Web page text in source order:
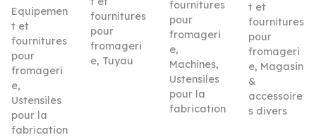
Equipemen
t et
fournitures
pour
fromageri
e,
Ustensiles
pour la
fabrication
fournitures
pour
fromageri
e, Tuyau
fournitures
pour
fromageri
e,
Machines,
Ustensiles
pour la
fabrication
t et
fournitures
pour
fromageri
e, Magasin
&
accessoire
s divers